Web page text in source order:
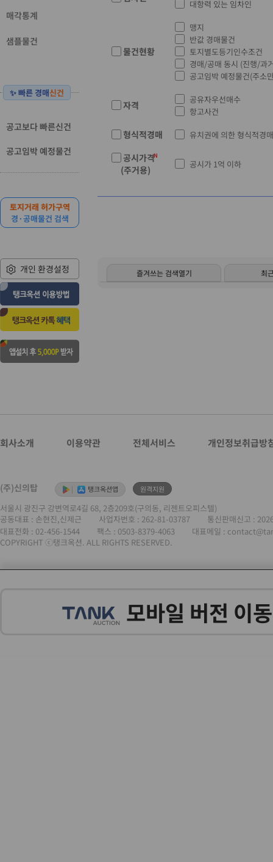
매각통계
샘플물건
✨ 빠른 경매신건
공고보다 빠른신건
공고임박 예정물건
토지거래 허가구역
경·공매물건 검색
개인 환경설정
대항력 있는 임차인
물건현황
맹지
반값 경매물건
토지별도등기인수조건
경매/공매 동시 (진행/과
공고임박 예정물건(주소
자격
공유자우선매수
항고사건
형식적경매 유치권에 의한 형식적경매
공시가격
(주거용)
공시가 1억 이하
즐겨쓰는 검색열기 최
회사소개 이용약관 전체서비스 개인정보취급방
(주)신의탑 | 탱크옥션앱 원격지원
서울시 광진구 강변역로4길 68, 2층209호(구의동, 리젠트오피스텔)
공동대표 : 손현진,신제근
사업자번호 : 262-81-03787
통신판매신고 :
대표전화 : 02-456-1544 팩스 : 0503-8379-4063
대표메일 :
COPYRIGHT ⓒ탱크옥션. ALL RIGHTS RESERVED.
모바일 버전 이동